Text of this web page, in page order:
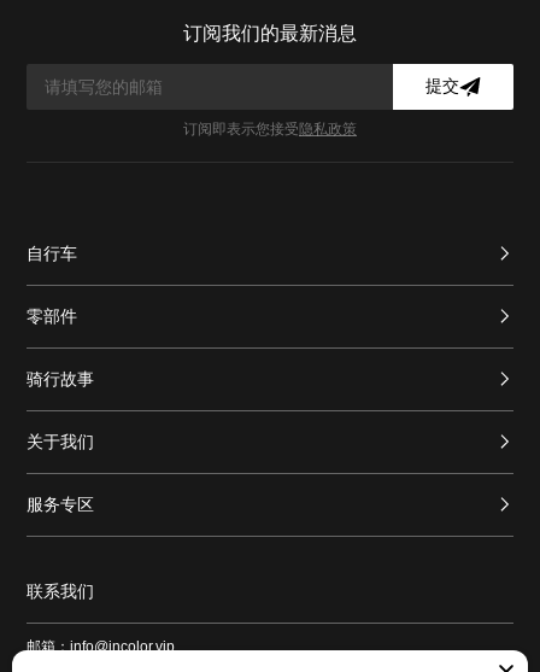
订阅我们的最新消息
提交
订阅即表示您接受 隐私政策
自行车
零部件
骑行故事
关于我们
服务专区
联系我们
邮箱：info@incolor.vip